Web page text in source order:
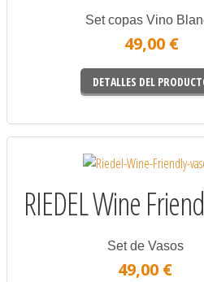
Set copas Vino
49,00 €
DETALLES DEL
RIEDEL Wine
Set de Vasos
49,00 €